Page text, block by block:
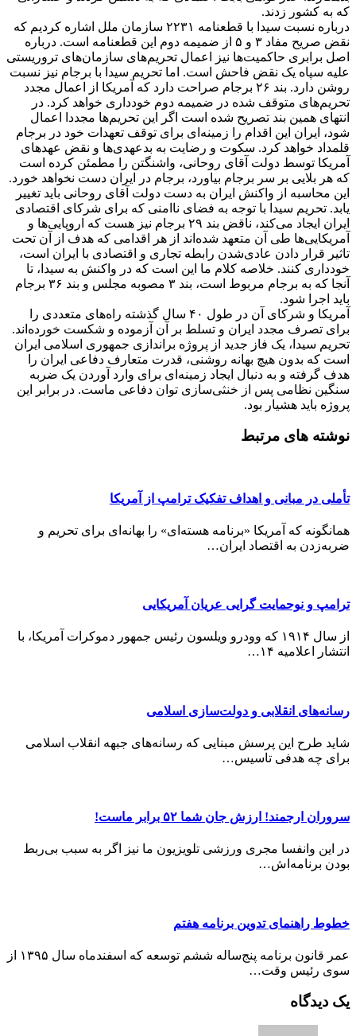
که به کشور زدند.
درباره نسبت سیدا با قطعنامه ۲۲۳۱ سازمان ملل اشاره کردیم که
نقض صریح مفاد ۳ و ۵ از ضمیمه دوم این قطعنامه است. درباره
اصل برابری حاکمیت‌ها نیز اعمال تحریم‌های سازمان‌های تروریستی
علیه سپاه یک نقض فاحش است. اما تحریم سیدا با برجام نیز نسبت
روشن دارد. بند ۲۶ برجام صراحت دارد که آمریکا از اعمال مجدد
تحریم‌های متوقف شده در ضمیمه دوم خودداری خواهد کرد. در
انتهای همین بند تصریح شده است اگر این تحریم‌ها مجددا اعمال
شود، ایران این اقدام را زمینه‌ای برای توقف تعهدات خود در برجام
قلمداد خواهد کرد. سکوت و رضایت به بدعهدی‌ها و نقض عهدهای
آمریکا توسط دولت آقای روحانی، واشنگتن را مطمئن کرده است
که هر بلایی بر سر برجام بیاورد، برجام در ایران دست نخواهد خورد.
این محاسبه از واکنش ایران به دست دولت آقای روحانی باید تغییر
یابد. تحریم سیدا با توجه به فضای ناامنی که برای شرکای اقتصادی
ایران ایجاد می‌کند، ناقض بند ۲۹ برجام نیز هست که اروپایی‌ها و
آمریکایی‌ها طی آن متعهد شده‌اند از هر اقدامی که هدف از آن تحت
تاثیر قرار دادن عادی‌شدن رابطه تجاری و اقتصادی با ایران است،
خودداری کنند. خلاصه کلام ما این است که در واکنش به سیدا،‌ تا
آنجا که به برجام مربوط است، بند ۳ مصوبه مجلس و بند ۳۶ برجام
باید اجرا شود.
آمریکا و شرکای آن در طول ۴۰ سال گذشته راه‌های متعددی را
برای تصرف مجدد ایران و تسلط بر آن آزموده و شکست خورده‌اند.
تحریم سیدا،‌ یک فاز جدید از پروژه براندازی جمهوری اسلامی ایران
است که بدون هیچ بهانه روشنی، قدرت متعارف دفاعی ایران را
هدف گرفته و به دنبال ایجاد زمینه‌ای برای وارد آوردن یک ضربه
سنگین نظامی پس از خنثی‌سازی توان دفاعی ماست. در برابر این
پروژه باید هشیار بود.
نوشته های مرتبط
تأملی در مبانی و اهداف تفکیک ترامپ از آمریکا
همانگونه که آمریکا «برنامه هسته‌ای» را بهانه‌‌ای برای تحریم و
ضربه‌زدن به اقتصاد ایران…
ترامپ و نوحمایت گرایی عریان آمریکایی
از سال ۱۹۱۴ که وودرو ویلسون رئیس جمهور دموکرات آمریکا، با
انتشار اعلامیه ۱۴…
رسانه‌های انقلابی و دولت‌سازی اسلامی
شاید طرح این پرسش مبنایی که رسانه‌های جبهه انقلاب اسلامی
برای چه هدفی تاسیس…
سروران ارجمند! ارزش جان شما ۵۲ برابر ماست!
در این وانفسا مجری ورزشی تلویزیون ما نیز اگر به سبب بی‌ربط
بودن برنامه‌اش…
خطوط راهنمای تدوین برنامه هفتم
عمر قانون برنامه پنج‌ساله ششم توسعه که اسفندماه سال ۱۳۹۵ از
سوی رئیس وقت…
یک دیدگاه